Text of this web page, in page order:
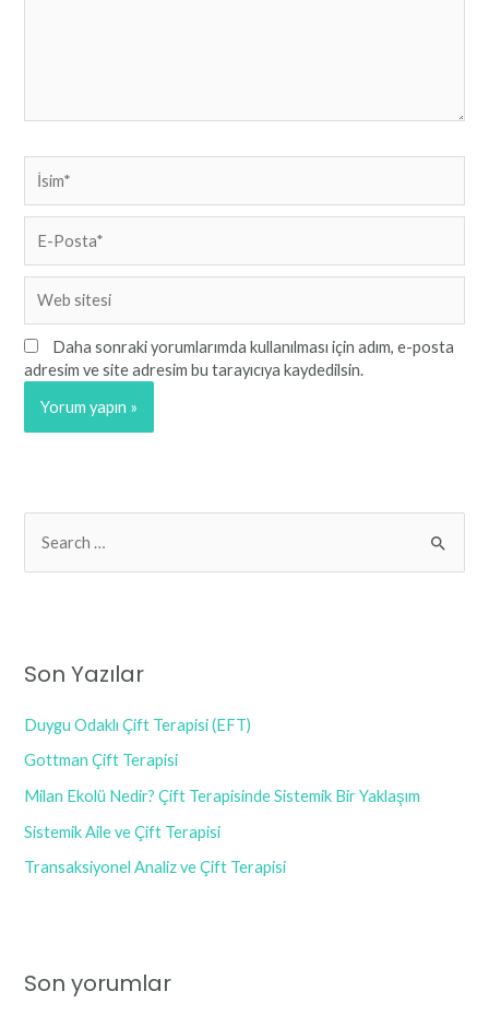
Posta*
sitesi
Daha sonraki yorumlarımda kullanılması için adım, e-posta
adresim ve site adresim bu tarayıcıya kaydedilsin.
h
f
Son Yazılar
Duygu Odaklı Çift Terapisi (EFT)
Gottman Çift Terapisi
Milan Ekolü Nedir? Çift Terapisinde Sistemik Bir Yaklaşım
Sistemik Aile ve Çift Terapisi
Transaksiyonel Analiz ve Çift Terapisi
Son yorumlar